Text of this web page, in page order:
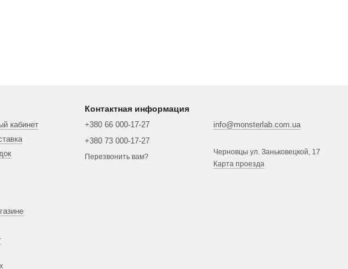
кабинет
Контактная информация
+380 66 000-17-27
+380 73 000-17-27
Перезвонить вам?
info@monsterlab.com.ua
Черновцы ул. Заньковецкой, 17
Карта проезда